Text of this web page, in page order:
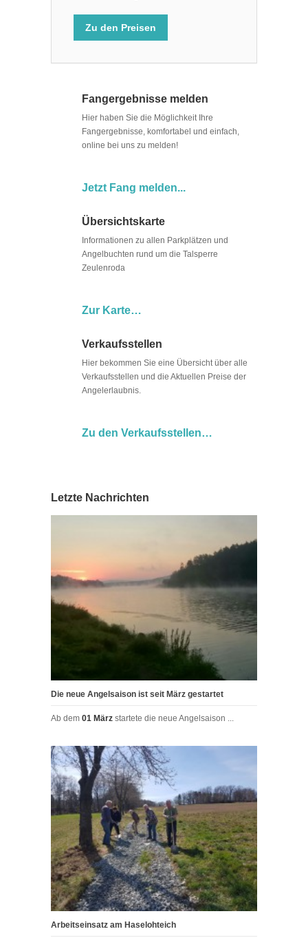
Zu den Preisen
Fangergebnisse melden
Hier haben Sie die Möglichkeit Ihre
Fangergebnisse, komfortabel und einfach,
online bei uns zu melden!
Jetzt Fang melden...
Übersichtskarte
Informationen zu allen Parkplätzen und
Angelbuchten rund um die Talsperre
Zeulenroda
Zur Karte…
Verkaufsstellen
Hier bekommen Sie eine Übersicht über alle
Verkaufsstellen und die Aktuellen Preise der
Angelerlaubnis.
Zu den Verkaufsstellen…
Letzte Nachrichten
Die neue Angelsaison ist seit März gestartet
Ab dem 01 März startete die neue Angelsaison ...
Arbeitseinsatz am Haselohteich